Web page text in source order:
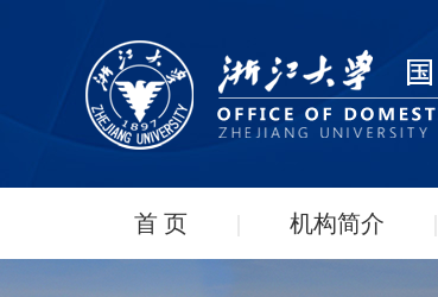
首 页 机构简介